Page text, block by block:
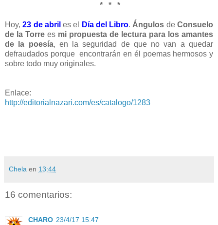
* * *
Hoy,23 de abril es el Día del Libro. Ángulos deConsuelo
de la Torre es mi propuesta de lectura para los amantes
de la poesía, en la seguridad de que no van a quedar
defraudados porque encontrarán en él poemas hermosos y
sobre todo muy originales.
Enlace:
http://editorialnazari.com/es/catalogo/1283
Chela en 13:44
16 comentarios:
CHARO 23/4/17 15:47